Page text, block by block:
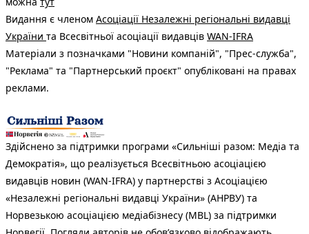
Видання є членом Асоціації Незалежні регіональні видавці
України та Всесвітньої асоціації видавців WAN-IFRA
Матеріали з позначками "Новини компаній", "Прес-служба",
"Реклама" та "Партнерський проєкт" опубліковані на правах
реклами.
Здійснено за підтримки програми «Сильніші разом: Медіа та
Демократія», що реалізується Всесвітньою асоціацією
видавців новин (WAN-IFRA) у партнерстві з Асоціацією
«Незалежні регіональні видавці України» (АНРВУ) та
Норвезькою асоціацією медіабізнесу (MBL) за підтримки